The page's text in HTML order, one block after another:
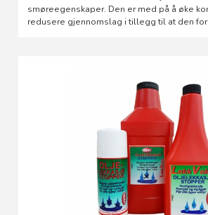
smøreegenskaper. Den er med på å øke
redusere gjennomslag i tillegg til at den